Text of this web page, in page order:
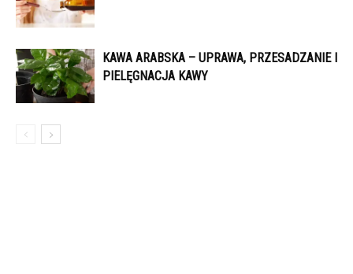
KAWA ARABSKA – UPRAWA, PRZESADZANIE I
PIELĘGNACJA KAWY